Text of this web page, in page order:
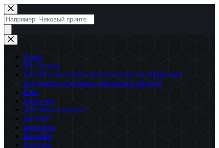
Перейти
к
сути
Поиск
товаров
Home
My account
Бесплатная онлайн консультация по цифровым
продуктам и техники для вашего бизнеса
Блог
Гарантия
Доставка и оплата
Каталог
Контакты
Корзина
Корзина